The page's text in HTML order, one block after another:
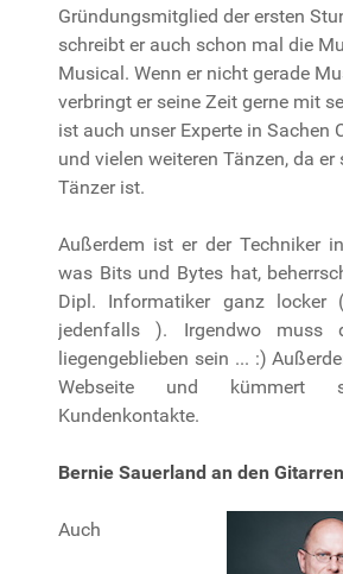
Gründungsmitglied der ersten
schreibt er auch schon mal die
Musical. Wenn er nicht gerade
verbringt er seine Zeit gerne mit
ist auch unser Experte in Sachen
und vielen weiteren Tänzen, da
Tänzer ist.
Außerdem ist er der Techniker
was Bits und Bytes hat,
Dipl. Informatiker ganz locker
jedenfalls ). Irgendwo muss
liegengeblieben sein ... :)
Webseite und
Kundenkontakte.
Bernie Sauerland an den Gitarren
Auch